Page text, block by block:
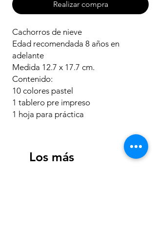
Realizar compra
Cachorros de nieve
Edad recomendada 8 años en
adelante
Medida 12.7 x 17.7 cm.
Contenido:
10 colores pastel
1 tablero pre impreso
1 hoja para práctica
Los más